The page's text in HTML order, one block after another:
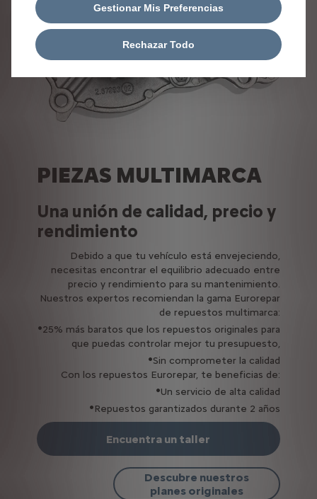
PIEZAS MULTIMARCA
Una unión de calidad, precio y
rendimiento
Debido a que tu vehículo está envejeciendo,
necesitas encontrar el equilibrio adecuado entre
precio y rendimiento para su mantenimiento.
Nuestros expertos recomiendan la gama Eurorepar
de repuestos multimarca:
•25% más baratos que los repuestos originales para
que puedas controlar mejor tu presupuesto,
•Sin comprometer la calidad
Con los repuestos Eurorepar, te beneficias de:
•Un servicio de alta calidad
•Repuestos garantizados durante 2 años
Encuentra un taller
Descubre nuestros
planes originales
Gestionar Mis Preferencias
Rechazar Todo